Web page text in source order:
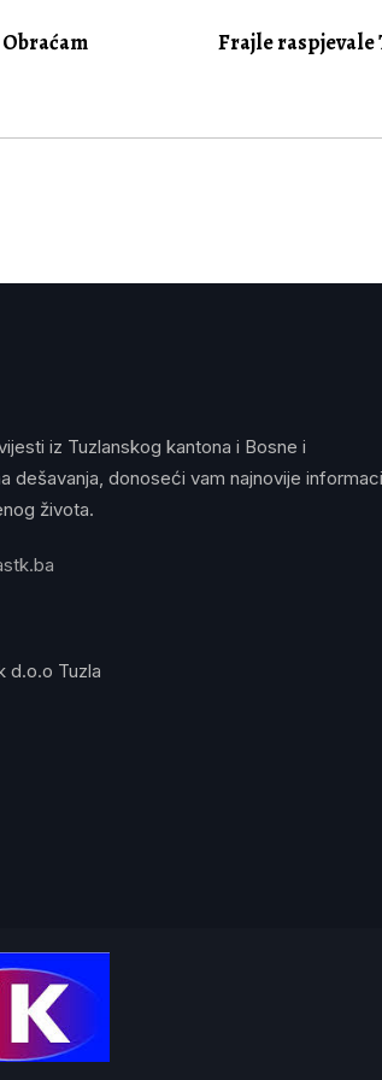
Frajle raspjevale
iz Tuzlanskog kantona i Bosne i
dešavanja, donoseći vam najnovije
života.
d.o.o Tuzla